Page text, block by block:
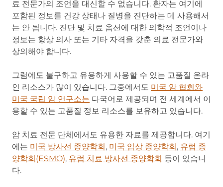
료 전문가의 조언을 대신할 수 없습니다. 환자는 여기에
포함된 정보를 건강 상태나 질병을 진단하는 데 사용해서
는 안 됩니다. 진단 및 치료 옵션에 대한 의학적 조언이나
정보는 항상 의사 또는 기타 자격을 갖춘 의료 전문가와
상의해야 합니다.
그럼에도 불구하고 유용하게 사용할 수 있는 고품질 온라
인 리소스가 많이 있습니다. 그중에서도 미국 암 협회와
미국 국립 암 연구소는 다국어로 제공되며 전 세계에서 이
용할 수 있는 고품질 정보 리소스를 보유하고 있습니다.
암 치료 전문 단체에서도 유용한 자료를 제공합니다. 여기
에는 미국 방사선 종양학회, 미국 임상 종양학회, 유럽 종
양학회(ESMO), 유럽 치료 방사선 종양학회 등이 있습니
다.